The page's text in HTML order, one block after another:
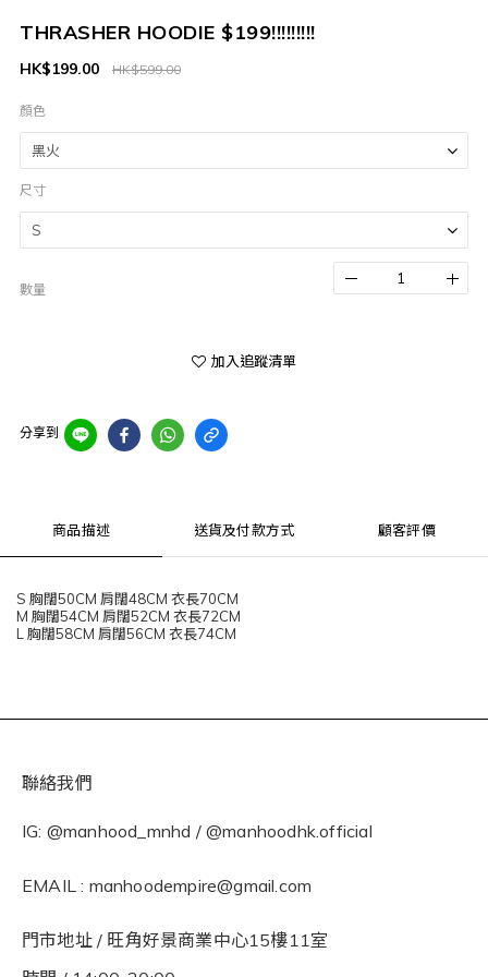
THRASHER HOODIE $199!!!!!!!!!
HK$599.00
HK$199.00
顏色
尺寸
數量
加入追蹤清單
分享到
商品描述 送貨及付款方式 顧客評價
S 胸闊50CM 肩闊48CM 衣長70CM
M 胸闊54CM 肩闊52CM 衣長72CM
L 胸闊58CM 肩闊56CM 衣長74CM
聯絡我們
IG: @manhood_mnhd / @manhoodhk.official
EMAIL : manhoodempire@gmail.com
門市地址 / 旺角好景商業中心15樓11室